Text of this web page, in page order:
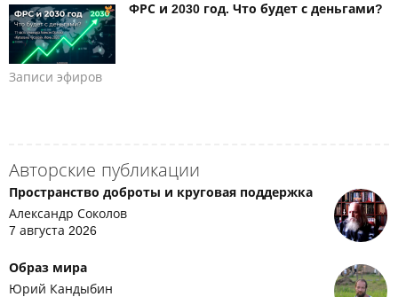
ФРС и 2030 год. Что будет с деньгами?
Записи эфиров
Авторские публикации
Пространство доброты и круговая поддержка
Александр Соколов
7 августа 2026
Образ мира
Юрий Кандыбин